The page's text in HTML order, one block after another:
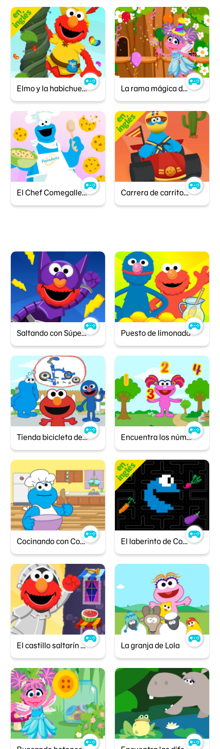
Elmo y la habichuela La rama mágica de Abby
El Chef Comegalletas Carrera de carritos con Comegalletas
Saltando con Súper Elmo Puesto de limonada
Tienda bicicleta de Sésamo Encuentra los números
Cocinando con Comegalletas El laberinto de Comegalletas
El castillo saltarín de Elmo La granja de Lola